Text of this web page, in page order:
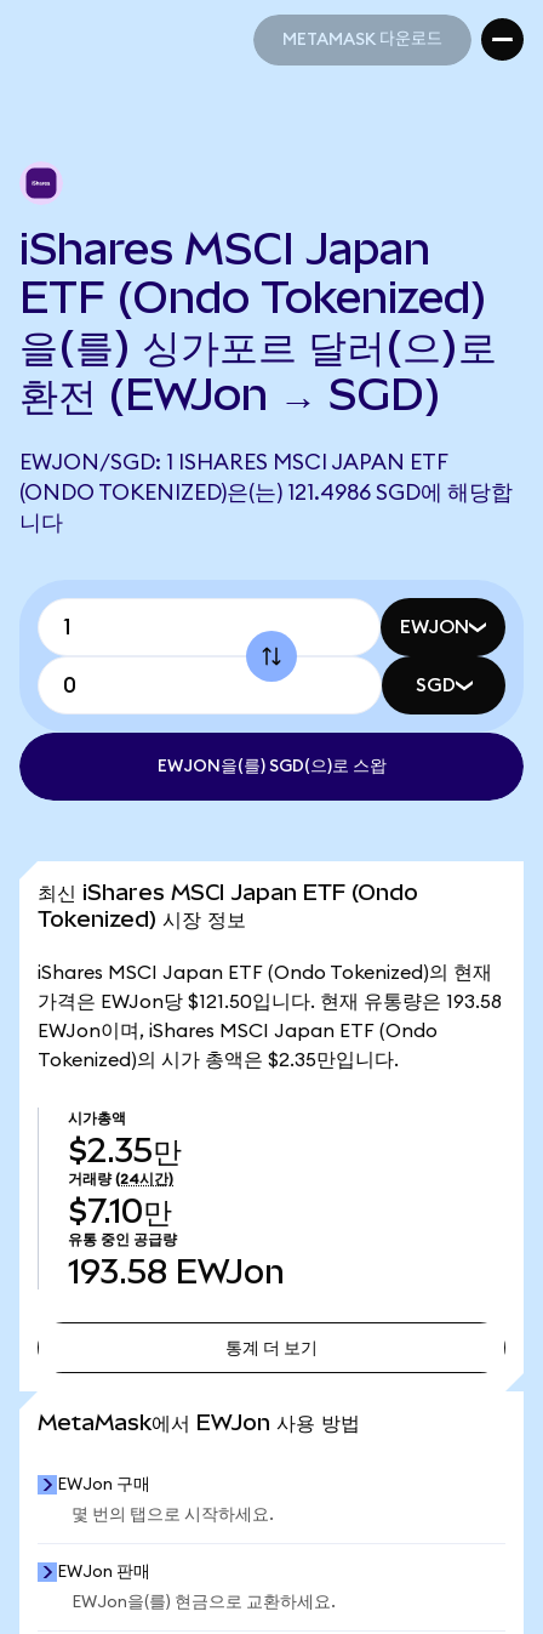
METAMASK 다운로드
iShares MSCI Japan
ETF (Ondo Tokenized)
을(를) 싱가포르 달러(으)로
환전 (EWJon → SGD)
EWJON/SGD: 1 ISHARES MSCI JAPAN ETF
(ONDO TOKENIZED)은(는) 121.4986 SGD에 해당합
니다
EWJON
SGD
EWJON을(를) SGD(으)로 스왑
최신 iShares MSCI Japan ETF (Ondo
Tokenized) 시장 정보
iShares MSCI Japan ETF (Ondo Tokenized)의 현재
가격은 EWJon당 $121.50입니다. 현재 유통량은 193.58
EWJon이며, iShares MSCI Japan ETF (Ondo
Tokenized)의 시가 총액은 $2.35만입니다.
시가총액
$2.35만
거래량 (24시간)
$7.10만
유통 중인 공급량
193.58 EWJon
통계 더 보기
MetaMask에서 EWJon 사용 방법
EWJon 구매
몇 번의 탭으로 시작하세요.
EWJon 판매
EWJon을(를) 현금으로 교환하세요.